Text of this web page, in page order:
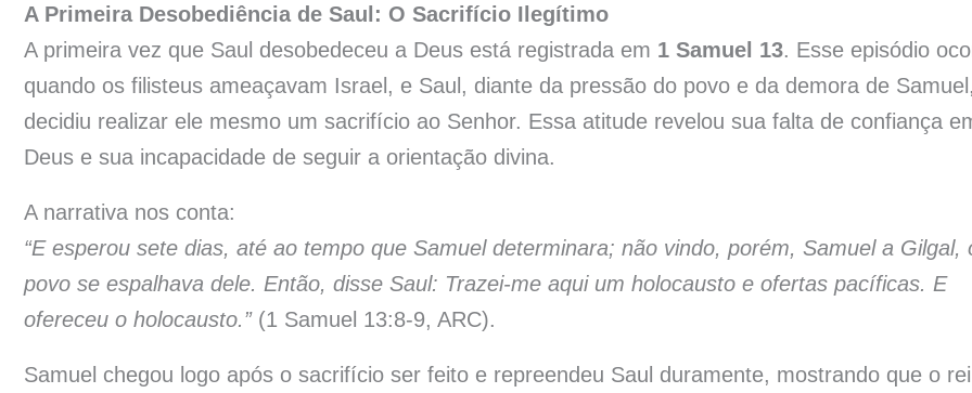
A Primeira Desobediência de Saul: O Sacrifício Ilegítimo
A primeira vez que Saul desobedeceu a Deus está registrada em 1 Samuel 13. Esse episódio
quando os filisteus ameaçavam Israel, e Saul, diante da pressão do povo e da demora de Samuel,
decidiu realizar ele mesmo um sacrifício ao Senhor. Essa atitude revelou sua falta de confiança
Deus e sua incapacidade de seguir a orientação divina.
A narrativa nos conta:
“E esperou sete dias, até ao tempo que Samuel determinara; não vindo, porém, Samuel a Gilgal,
povo se espalhava dele. Então, disse Saul: Trazei-me aqui um holocausto e ofertas pacíficas. E
ofereceu o holocausto.”(1 Samuel 13:8-9, ARC).
Samuel chegou logo após o sacrifício ser feito e repreendeu Saul duramente, mostrando que o rei